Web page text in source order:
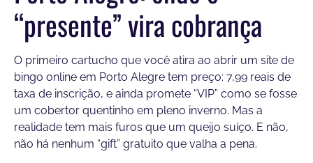
“presente” vira cobrança
O primeiro cartucho que você atira ao abrir um site de
bingo online em Porto Alegre tem preço: 7,99 reais de
taxa de inscrição, e ainda promete “VIP” como se fosse
um cobertor quentinho em pleno inverno. Mas a
realidade tem mais furos que um queijo suíço. E não,
não há nenhum “gift” gratuito que valha a pena.